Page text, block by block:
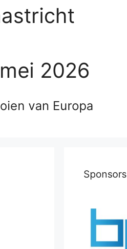
2026
van Europa
Sponsors